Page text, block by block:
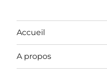
Accueil
A propos